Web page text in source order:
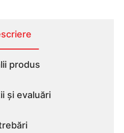
produs
și evaluări